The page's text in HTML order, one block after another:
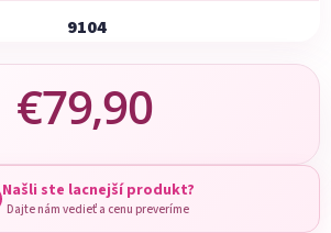
9104
€79,90
Našli ste lacnejší produkt?
Dajte nám vedieť a cenu preveríme